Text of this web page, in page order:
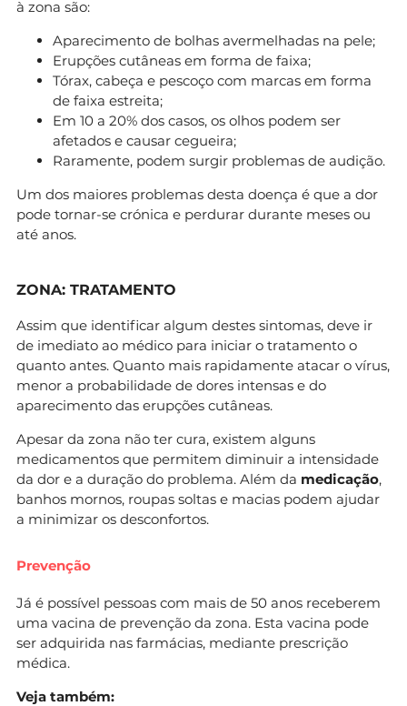
à zona são:
Aparecimento de bolhas avermelhadas na pele;
Erupções cutâneas em forma de faixa;
Tórax, cabeça e pescoço com marcas em forma
de faixa estreita;
Em 10 a 20% dos casos, os olhos podem ser
afetados e causar cegueira;
Raramente, podem surgir problemas de audição.
Um dos maiores problemas desta doença é que a dor
pode tornar-se crónica e perdurar durante meses ou
até anos.
ZONA: TRATAMENTO
Assim que identificar algum destes sintomas, deve ir
de imediato ao médico para iniciar o tratamento o
quanto antes. Quanto mais rapidamente atacar o vírus,
menor a probabilidade de dores intensas e do
aparecimento das erupções cutâneas.
Apesar da zona não ter cura, existem alguns
medicamentos que permitem diminuir a intensidade
da dor e a duração do problema. Além da medicação,
banhos mornos, roupas soltas e macias podem ajudar
a minimizar os desconfortos.
Prevenção
Já é possível pessoas com mais de 50 anos receberem
uma vacina de prevenção da zona. Esta vacina pode
ser adquirida nas farmácias, mediante prescrição
médica.
Veja também: